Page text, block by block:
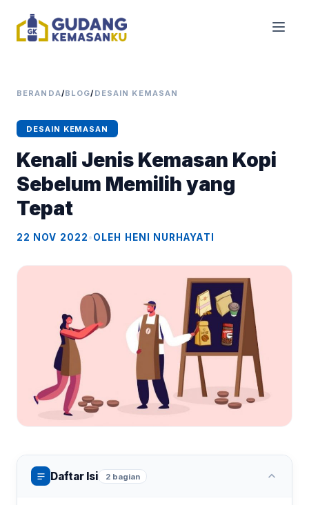
BERANDA/BLOG/ DESAIN KEMASAN
DESAIN KEMASAN
Kenali Jenis Kemasan Kopi
Sebelum Memilih yang
Tepat
22 NOV 2022•OLEH HENI NURHAYATI
Daftar Isi 2 bagian